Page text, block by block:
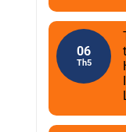
06
Th5